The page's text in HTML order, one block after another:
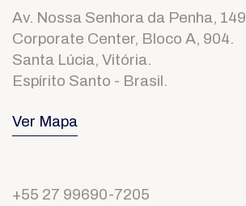
7205
+55 27
98116-
8136
contato@marino.com.br
Av. Nossa Senhora da Penha,
Corporate Center, Bloco A, 904.
Santa Lúcia, Vitória.
Espírito Santo - Brasil.
Ver Mapa
+55 27 99690-7205